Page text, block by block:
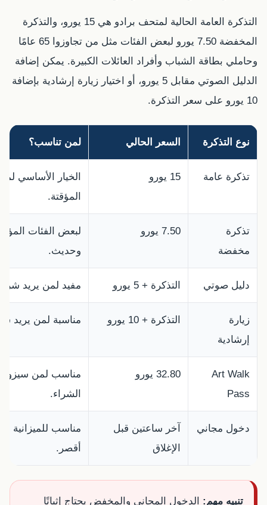
التذكرة العامة الحالية لمتحف برادو هي 15 يورو، والتذكرة
المخفضة 7.50 يورو لبعض الفئات مثل من تجاوزوا 65 عامًا
وحاملي بطاقة الشباب وأفراد العائلات الكبيرة. يمكن إضافة
الدليل الصوتي مقابل 5 يورو، أو اختيار زيارة إرشادية بإضافة
10 يورو على سعر التذكرة.
نوع التذكرة السعر الحالي لمن تناسب؟
تذكرة عامة 15 يورو
الخيار الأساسي
المؤقتة.
تذكرة
مخفضة
7.50 يورو
لبعض الفئات
وحديث.
دليل صوتي التذكرة + 5 يورو مفيد لمن يريد
زيارة
إرشادية
التذكرة + 10 يورو مناسبة لمن يريد
Art Walk
Pass
32.80 يورو
مناسب لمن سيزور
الشراء.
دخول مجاني
آخر ساعتين قبل
الإغلاق
مناسب للميزانية
أقصر.
تنبيه مهم: الدخول المجاني والمخفض يحتاج إثباتًا